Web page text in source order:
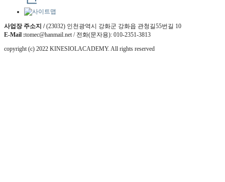
사업장 주소지 /(23032) 인천광역시 강화군 강화읍 관청길55번길 10
E-Mail :tomec@hanmail.net / 전화(문자용): 010-2351-3813
copyright (c) 2022 KINESIOLACADEMY. All rights reserved